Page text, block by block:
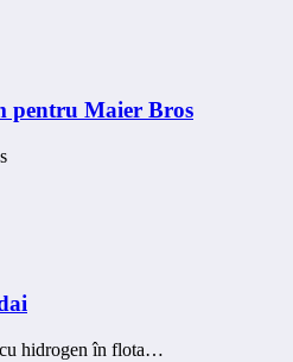
pentru Maier Bros
cu hidrogen în flota…